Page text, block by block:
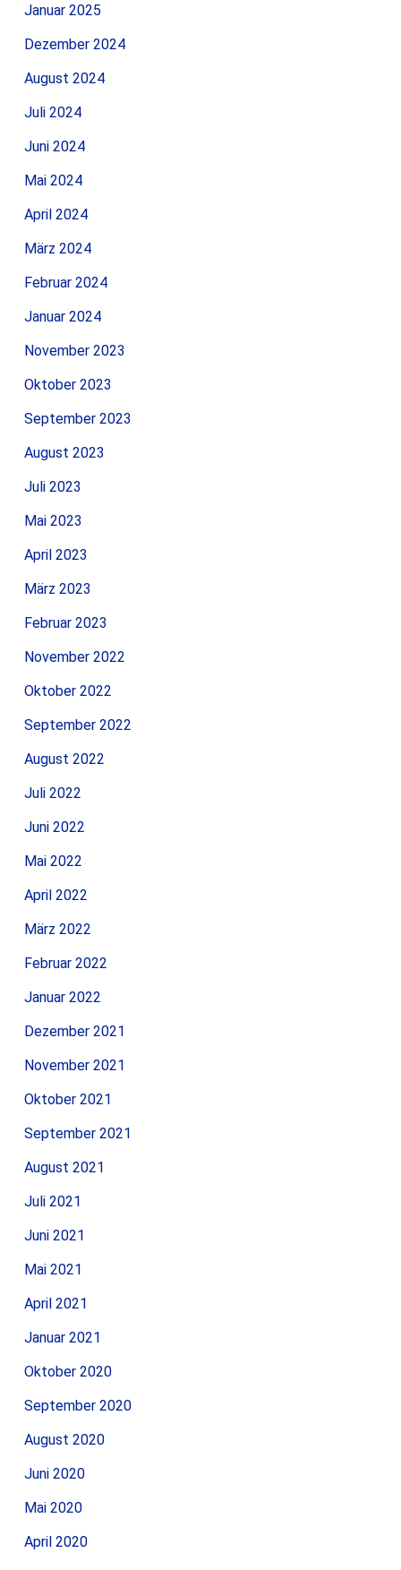
Januar 2025
Dezember 2024
August 2024
Juli 2024
Juni 2024
Mai 2024
April 2024
März 2024
Februar 2024
Januar 2024
November 2023
Oktober 2023
September 2023
August 2023
Juli 2023
Mai 2023
April 2023
März 2023
Februar 2023
November 2022
Oktober 2022
September 2022
August 2022
Juli 2022
Juni 2022
Mai 2022
April 2022
März 2022
Februar 2022
Januar 2022
Dezember 2021
November 2021
Oktober 2021
September 2021
August 2021
Juli 2021
Juni 2021
Mai 2021
April 2021
Januar 2021
Oktober 2020
September 2020
August 2020
Juni 2020
Mai 2020
April 2020